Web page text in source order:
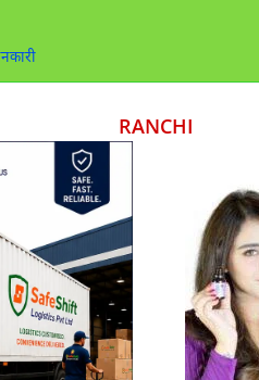
RANCHI